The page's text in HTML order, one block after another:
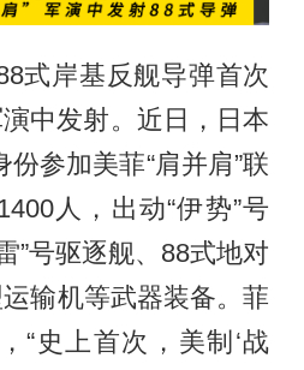
式岸基反舰导弹首次
演中发射。近日，日本
参加美菲“肩并肩”联
人，出动“伊势”号
”号驱逐舰、88式地对
输机等武器装备。菲
“史上首次，美制‘战